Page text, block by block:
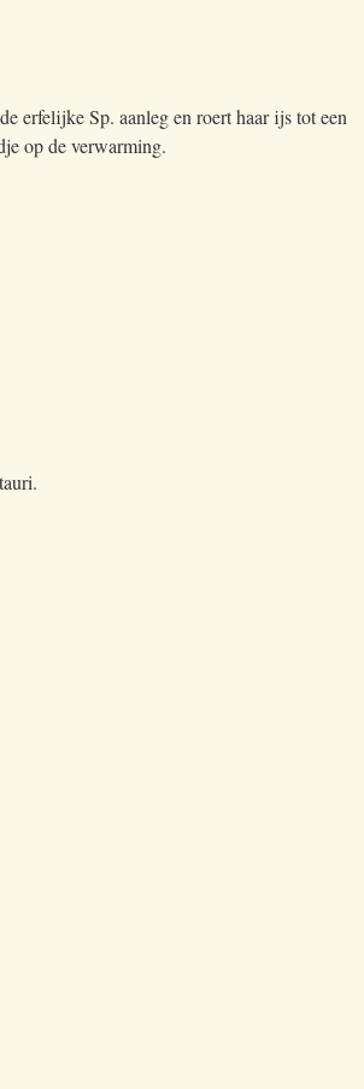
erfelijke Sp. aanleg en roert haar ijs tot een
op de verwarming.